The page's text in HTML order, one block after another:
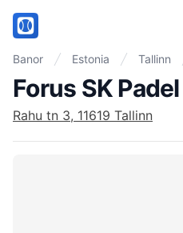
PadelMix
Banor Estonia Tallinn
Forus SK
Rahu tn 3, 11619 Tallinn